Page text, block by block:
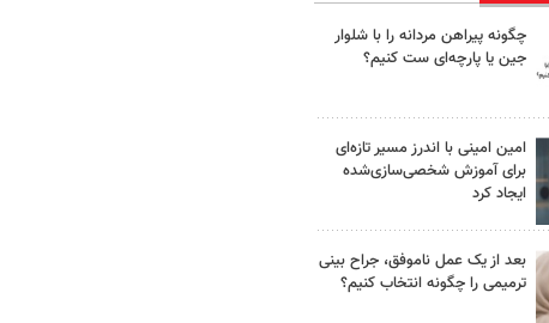
چگونه پیراهن مردانه را با شلوار
جین یا پارچه‌ای ست کنیم؟
امین امینی با اندرز مسیر تازه‌ای
برای آموزش شخصی‌سازی‌شده
ایجاد کرد
بعد از یک عمل ناموفق، جراح بینی
ترمیمی را چگونه انتخاب کنیم؟